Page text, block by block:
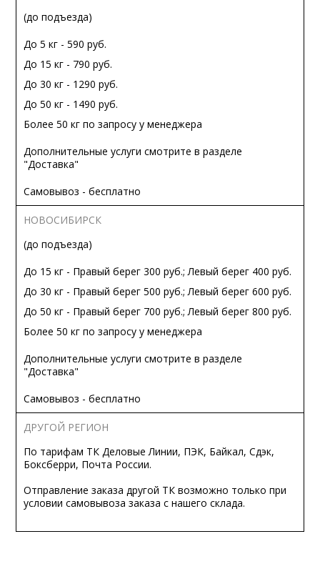
(до подъезда)
До 5 кг - 590 руб.
До 15 кг - 790 руб.
До 30 кг - 1290 руб.
До 50 кг - 1490 руб.
Более 50 кг по запросу у менеджера
Дополнительные услуги смотрите в разделе
"Доставка"
Самовывоз - бесплатно
НОВОСИБИРСК
(до подъезда)
До 15 кг - Правый берег 300 руб.; Левый берег 400 руб.
До 30 кг - Правый берег 500 руб.; Левый берег 600 руб.
До 50 кг - Правый берег 700 руб.; Левый берег 800 руб.
Более 50 кг по запросу у менеджера
Дополнительные услуги смотрите в разделе
"Доставка"
Самовывоз - бесплатно
ДРУГОЙ РЕГИОН
По тарифам ТК Деловые Линии, ПЭК, Байкал, Сдэк,
Боксберри, Почта России.
Отправление заказа другой ТК возможно только при
условии самовывоза заказа с нашего склада.